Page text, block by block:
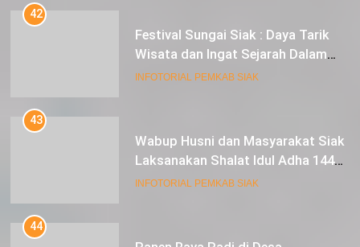
42
Festival Sungai Siak : Daya Tarik
Wisata dan Ingat Sejarah Dalam
Lestarikan Peradaban
INFOTORIAL PEMKAB SIAK
43
Wabup Husni dan Masyarakat Siak
Laksanakan Shalat Idul Adha 1445
Hijriah di Lapangan Tugu Siak
INFOTORIAL PEMKAB SIAK
44